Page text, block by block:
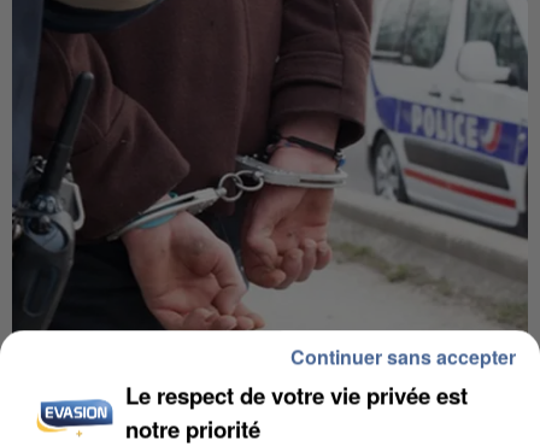
L’UN DES FONDATEURS SUPPOSÉS DE LA DZ
MAFIA INTERPELLÉ EN ALGÉRIE
Le respect de votre vie privée est
notre priorité
Continuer sans accepter